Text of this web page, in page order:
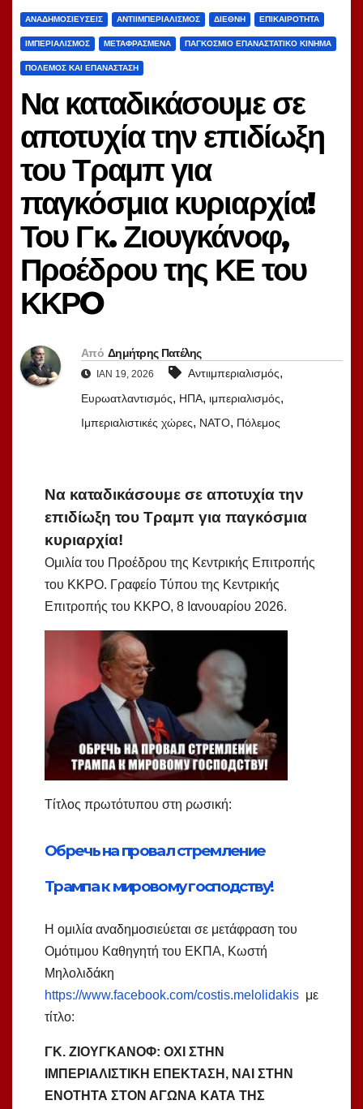
ΑΝΑΔΗΜΟΣΙΕΎΣΕΙΣ ΑΝΤΙΙΜΠΕΡΙΑΛΙΣΜΌΣ ΔΙΕΘΝΉ ΕΠΙΚΑΙΡΌΤΗΤΑ
ΙΜΠΕΡΙΑΛΙΣΜΌΣ ΜΕΤΑΦΡΑΣΜΈΝΑ ΠΑΓΚΌΣΜΙΟ ΕΠΑΝΑΣΤΑΤΙΚΌ ΚΊΝΗΜΑ
ΠΌΛΕΜΟΣ ΚΑΙ ΕΠΑΝΆΣΤΑΣΗ
Να καταδικάσουμε σε
αποτυχία την επιδίωξη
του Τραμπ για
παγκόσμια κυριαρχία!
Του Γκ. Ζιουγκάνοφ,
Προέδρου της ΚΕ του
ΚΚΡO
Από Δημήτρης Πατέλης
ΙΑΝ 19, 2026 Αντιιμπεριαλισμός,
Ευρωατλαντισμός, ΗΠΑ, ιμπεριαλισμός,
Ιμπεριαλιστικές χώρες, ΝΑΤΟ, Πόλεμος
Να καταδικάσουμε σε αποτυχία την
επιδίωξη του Τραμπ για παγκόσμια
κυριαρχία!
Ομιλία του Προέδρου της Κεντρικής Επιτροπής
του ΚΚΡO. Γραφείο Τύπου της Κεντρικής
Επιτροπής του ΚΚΡO, 8 Ιανουαρίου 2026.
Τίτλος πρωτότυπου στη ρωσική:
Обречь на провал стремление
Трампа к мировому господству!
Η ομιλία αναδημοσιεύεται σε μετάφραση του
Ομότιμου Καθηγητή του ΕΚΠΑ, Κωστή
Μηλολιδάκη
https://www.facebook.com/costis.melolidakis με
τίτλο:
ΓΚ. ΖΙΟΥΓΚΑΝΟΦ: ΟΧΙ ΣΤΗΝ
ΙΜΠΕΡΙΑΛΙΣΤΙΚΗ ΕΠΕΚΤΑΣΗ, ΝΑΙ ΣΤΗΝ
ΕΝΟΤΗΤΑ ΣΤΟΝ ΑΓΩΝΑ ΚΑΤΑ ΤΗΣ